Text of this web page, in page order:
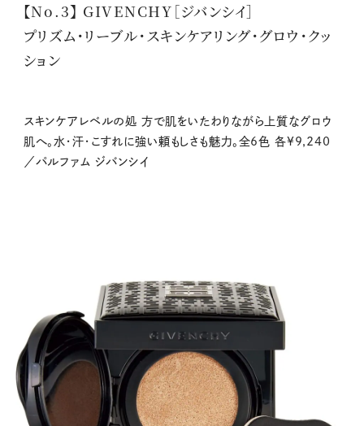
【No.3】 GIVENCHY［ジバンシイ］
プリズム・リーブル・スキンケアリング・グロウ・クッ
ション
スキンケアレベルの処 方で肌をいたわりながら上質なグロウ
肌へ。水・汗・こすれに強い頼もしさも魅力。全6色 各¥9,240
／パルファム ジバンシイ